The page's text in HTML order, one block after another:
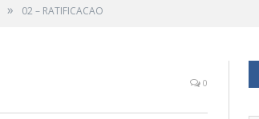
» 02 – RATIFICACAO
0